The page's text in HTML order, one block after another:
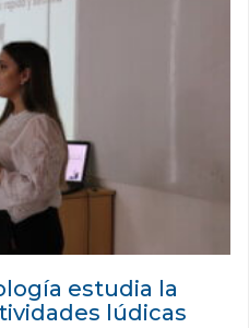
estudia la
lúdicas